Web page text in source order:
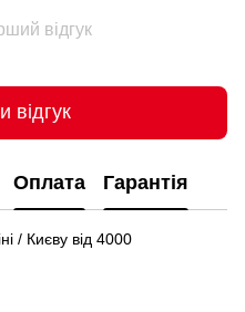
відгук
відгук
Оплата Гарантія
/ Києву від 4000